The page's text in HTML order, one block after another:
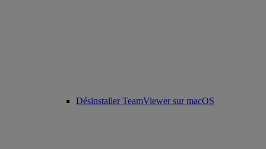
Désinstaller TeamViewer sur macOS